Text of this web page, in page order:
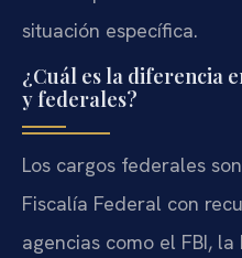
situación específica.
¿Cuál es la diferencia
y federales?
Los cargos federales
Fiscalía Federal con
agencias como el FBI, la